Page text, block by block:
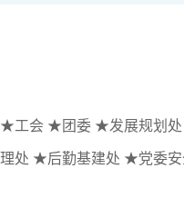
工会 ★团委 ★发展规划
处 ★后勤基建处 ★党委